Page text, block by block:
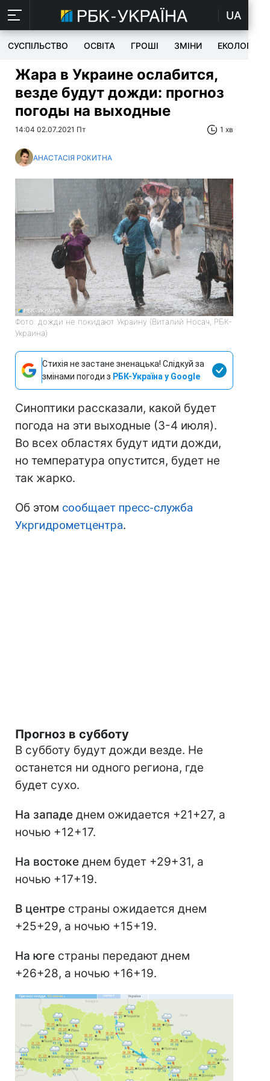
UA
СУСПІЛЬСТВО ОСВІТА ГРОШІ ЗМІНИ ЕКОЛОГІЯ
Жара в Украине ослабится,
везде будут дожди: прогноз
погоды на выходные
14:04 02.07.2021 Пт 1 хв
АНАСТАСІЯ РОКИТНА
Фото: дожди не покидают Украину (Виталий Носач, РБК-
Украина)
Стихія не застане зненацька! Слідкуй за
змінами погоди з РБК-Україна у Google
Синоптики рассказали, какой будет
погода на эти выходные (3-4 июля).
Во всех областях будут идти дожди,
но температура опустится, будет не
так жарко.
Об этом сообщает пресс-служба
Укргидрометцентра.
Прогноз в субботу
В субботу будут дожди везде. Не
останется ни одного региона, где
будет сухо.
На западе днем ожидается +21+27, а
ночью +12+17.
На востоке днем будет +29+31, а
ночью +17+19.
В центре страны ожидается днем
+25+29, а ночью +15+19.
На юге страны передают днем
+26+28, а ночью +16+19.